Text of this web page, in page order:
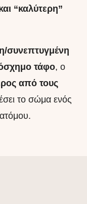
“καλύτερη”
συνεπτυγμένη
τάφο, ο
από τους
το σώμα ενός
ατόμου.